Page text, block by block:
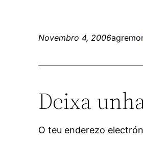
Novembro 4, 2006
Deixa
O teu enderezo